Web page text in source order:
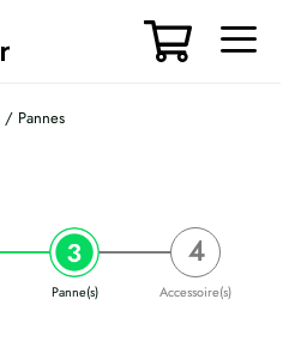
/ Pannes
Panne(s) Accessoire(s)